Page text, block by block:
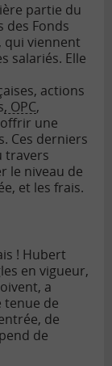
partie du
des Fonds
qui viennent
salariés. Elle
actions
, OPC,
une
Ces derniers
travers
le niveau de
et les frais.
! Hubert
en vigueur,
a
tenue de
de
de